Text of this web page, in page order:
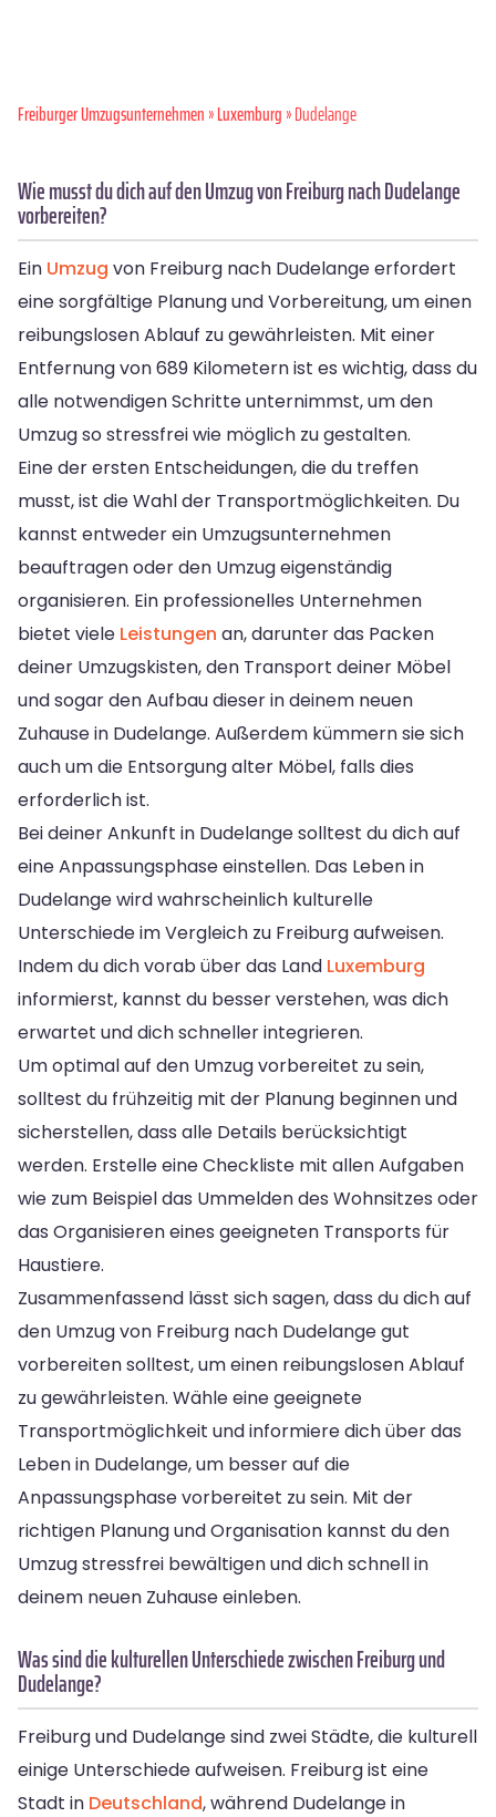
Freiburger Umzugsunternehmen»Luxemburg» Dudelange
Wie musst du dich auf den Umzug von Freiburg nach Dudelange
vorbereiten?
Ein Umzug von Freiburg nach Dudelange erfordert
eine sorgfältige Planung und Vorbereitung, um einen
reibungslosen Ablauf zu gewährleisten. Mit einer
Entfernung von 689 Kilometern ist es wichtig, dass du
alle notwendigen Schritte unternimmst, um den
Umzug so stressfrei wie möglich zu gestalten.
Eine der ersten Entscheidungen, die du treffen
musst, ist die Wahl der Transportmöglichkeiten. Du
kannst entweder ein Umzugsunternehmen
beauftragen oder den Umzug eigenständig
organisieren. Ein professionelles Unternehmen
bietet viele Leistungen an, darunter das Packen
deiner Umzugskisten, den Transport deiner Möbel
und sogar den Aufbau dieser in deinem neuen
Zuhause in Dudelange. Außerdem kümmern sie sich
auch um die Entsorgung alter Möbel, falls dies
erforderlich ist.
Bei deiner Ankunft in Dudelange solltest du dich auf
eine Anpassungsphase einstellen. Das Leben in
Dudelange wird wahrscheinlich kulturelle
Unterschiede im Vergleich zu Freiburg aufweisen.
Indem du dich vorab über das Land Luxemburg
informierst, kannst du besser verstehen, was dich
erwartet und dich schneller integrieren.
Um optimal auf den Umzug vorbereitet zu sein,
solltest du frühzeitig mit der Planung beginnen und
sicherstellen, dass alle Details berücksichtigt
werden. Erstelle eine Checkliste mit allen Aufgaben
wie zum Beispiel das Ummelden des Wohnsitzes oder
das Organisieren eines geeigneten Transports für
Haustiere.
Zusammenfassend lässt sich sagen, dass du dich auf
den Umzug von Freiburg nach Dudelange gut
vorbereiten solltest, um einen reibungslosen Ablauf
zu gewährleisten. Wähle eine geeignete
Transportmöglichkeit und informiere dich über das
Leben in Dudelange, um besser auf die
Anpassungsphase vorbereitet zu sein. Mit der
richtigen Planung und Organisation kannst du den
Umzug stressfrei bewältigen und dich schnell in
deinem neuen Zuhause einleben.
Was sind die kulturellen Unterschiede zwischen Freiburg und
Dudelange?
Freiburg und Dudelange sind zwei Städte, die kulturell
einige Unterschiede aufweisen. Freiburg ist eine
Stadt in Deutschland, während Dudelange in